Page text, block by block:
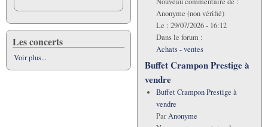
Les concerts
Voir plus...
Anonyme (non vérifié)
Le : 29/07/2026 - 16:12
Dans le forum :
Achats - ventes
Buffet Crampon Prestige à
vendre
Buffet Crampon Prestige à
vendre
ParAnonyme